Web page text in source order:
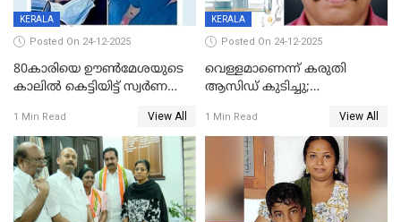
KERALA
Posted On 24-12-2025
80കാരിയെ ഊൺമേശയുടെ
കാലിൽ കെട്ടിയിട്ട് സ്വർണവും
കൊച്ചുമകനും സുഹൃത്തും
അറസ്റ്റിൽ
1 Min Read View All
KERALA
Posted On 24-12-2025
വെള്ളമാണെന്ന് കരുതി
ആസിഡ് കുടിച്ചു;
മരിച്ചു
1 Min Read View All